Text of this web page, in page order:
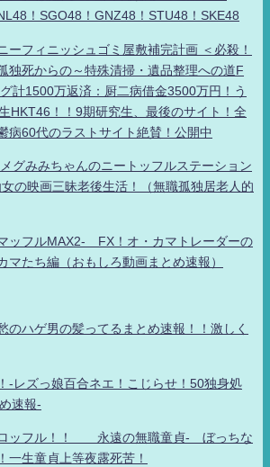
！SGO48！GNZ48！STU48！SKE48
ーフィニッシュゴミ屋敷補完計画 ＜必殺！
独死からの～特殊清掃・遺品整理への道F
計1500万返済：厨二病借金3500万円！う
HKT46！！9期研究生、最後のサイト！全
病60代のラストサイト絶賛！公開中
グみみちゃんのニートッフルステーション
の映画三昧老後生活！（無職孤独居老人的
ッフルMAX2- FX！オ・カマトレーダーの
たち編（おもしろ動画まとめ速報）
のハゲ男の髪ってるまとめ速報！！激しく
-レズっ娘百合ネエ！こじらせ！50独身処
速報-
ロッフル！！ 永遠の無職童貞- ぼっちな
一生童貞上等夜露死苦！